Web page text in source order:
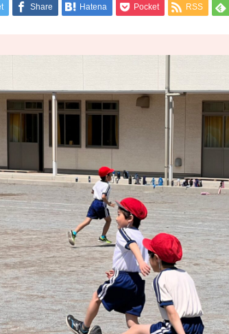
Share Hatena Pocket RSS